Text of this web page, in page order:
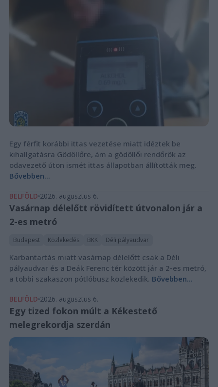
Egy férfit korábbi ittas vezetése miatt idéztek be
kihallgatásra Gödöllőre, ám a gödöllői rendőrök az
odavezető úton ismét ittas állapotban állították meg.
Bővebben...
BELFÖLD 2026. augusztus 6.
Vasárnap délelőtt rövidített útvonalon jár a
2-es metró
Budapest Közlekedés BKK Déli pályaudvar
Karbantartás miatt vasárnap délelőtt csak a Déli
pályaudvar és a Deák Ferenc tér között jár a 2-es metró,
a többi szakaszon pótlóbusz közlekedik. Bővebben...
BELFÖLD 2026. augusztus 6.
Egy tized fokon múlt a Kékestető
melegrekordja szerdán